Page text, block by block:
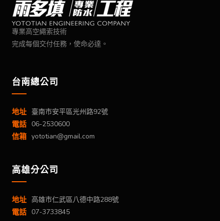
專業高空繩索技術
完成每個交付任務，使命必達。
台南總公司
地址 臺南市安平區光州路92號
電話 06-2530600
信箱 yototian@gmail.com
高雄分公司
地址 高雄市仁武區八德中路288號
電話 07-3733845